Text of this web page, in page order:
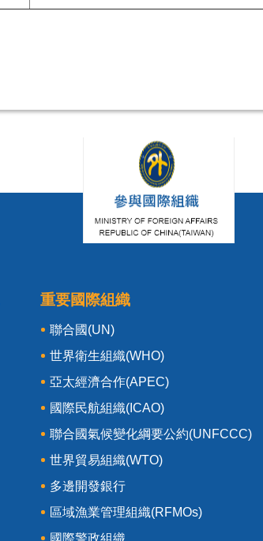
重要國際組織
聯合國(UN)
世界衛生組織(WHO)
亞太經濟合作(APEC)
國際民航組織(ICAO)
聯合國氣候變化綱要公約(UNFCCC)
世界貿易組織(WTO)
多邊開發銀行
區域漁業管理組織(RFMOs)
國際警政組織